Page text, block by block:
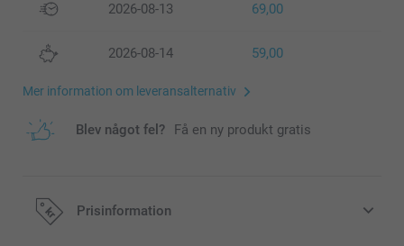
2026-08-13 69,00
2026-08-14 59,00
Mer information om leveransalternativ
Blev något fel? Få en ny produkt gratis
Prisinformation